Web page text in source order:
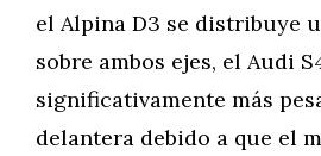
el Alpina D3 se distribuye
sobre ambos ejes, el Audi
significativamente más
delantera debido a que el